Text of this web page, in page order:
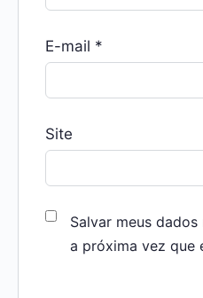
E-mail *
Site
Salvar meus
a próxima vez que